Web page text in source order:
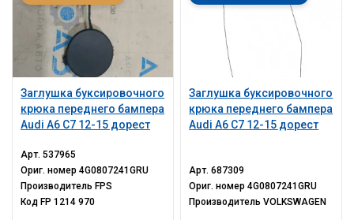
Заглушка буксировочного
крюка переднего бампера
Audi A6 C7 12-15 дорест
Арт.537965
Ориг. номер4G0807241GRU
Производитель FPS
Код FP 1214 970
Заглушка буксировочного
крюка переднего бампера
Audi A6 C7 12-15 дорест
Арт.687309
Ориг. номер4G0807241GRU
ПроизводительVOLKSWAGEN